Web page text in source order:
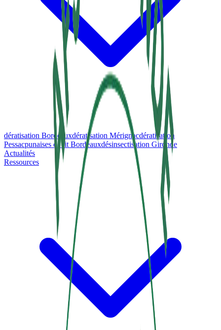
dératisation Bordeauxdératisation Mérignacdératisation
Pessacpunaises de lit Bordeauxdésinsectisation Gironde
Actualités
Ressources